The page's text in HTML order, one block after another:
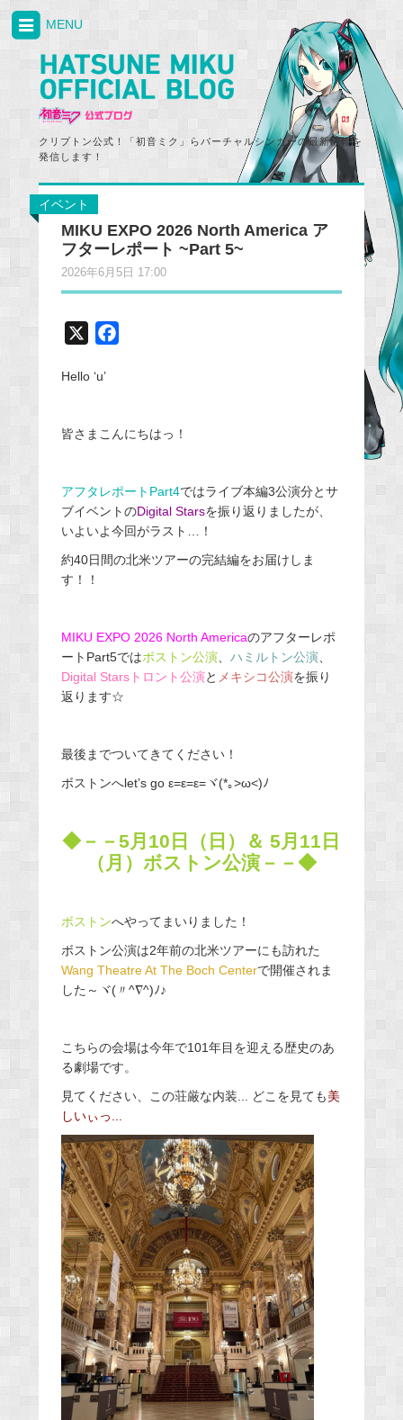
クリプトン公式！「初音ミク」らバーチャルシンガーの最新情報を
発信します！
MENU
イベント
MIKU EXPO 2026 North America ア
フターレポート ~Part 5~
2026年6月5日 17:00
b
k
Hello ‘u’
皆さまこんにちはっ！
アフタレポートPart4ではライブ本編3公演分とサ
ブイベントのDigital Starsを振り返りましたが、
いよいよ今回がラスト…！
約40日間の北米ツアーの完結編をお届けしま
す！！
MIKU EXPO 2026 North Americaのアフターレポ
ートPart5ではボストン公演、 ハミルトン公演、
Digital Starsトロント公演と メキシコ公演を振り
返ります☆
最後までついてきてください！
ボストンへlet’s go ε=ε=ε=ヾ(*｡>ω<)ﾉ
◆－－5月10日（日）＆ 5月11日
（月）ボストン公演－－◆
ボストンへやってまいりました！
ボストン公演は2年前の北米ツアーにも訪れた
Wang Theatre At The Boch Centerで開催されま
した～ヾ(〃^∇^)ﾉ♪
こちらの会場は今年で101年目を迎える歴史のあ
る劇場です。
見てください、この荘厳な内装... どこを見ても美
しいぃっ...